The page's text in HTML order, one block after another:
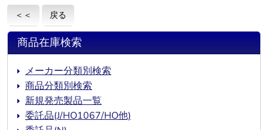
＜＜ 戻る
商品在庫検索
メーカー分類別検索
商品分類別検索
新規発売製品一覧
委託品(J/HO1067/HO他)